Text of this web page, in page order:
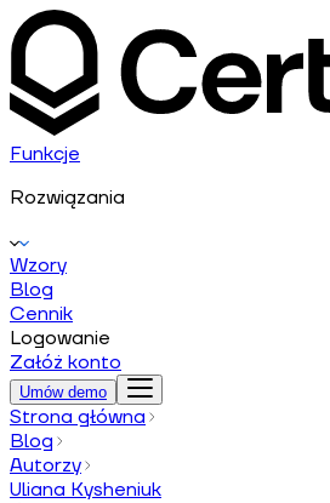
Funkcje
Rozwiązania
Wzory
Blog
Cennik
Logowanie
Załóż konto
Umów demo
Strona główna
Blog
Autorzy
Uliana Kysheniuk